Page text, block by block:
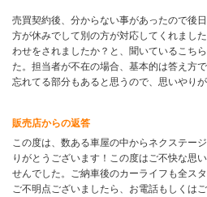
売買契約後、分からない事があったので後
方が休みでして別の方が対応してくれまし
わせをされましたか？と、聞いているこち
た。担当者が不在の場合、基本的は答え方
忘れてる部分もあると思うので、思いやり
販売店からの返答
この度は、数ある車屋の中からネクステー
りがとうございます！この度はご不快な思
せんでした。ご納車後のカーライフも全ス
ご不明点ございましたら、お電話もしくは